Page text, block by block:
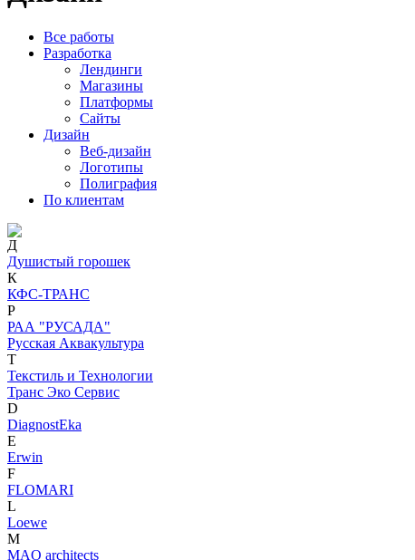
Все работы
Разработка
Лендинги
Магазины
Платформы
Сайты
Дизайн
Веб-дизайн
Логотипы
Полиграфия
По клиентам
Д
Душистый горошек
К
КФС-ТРАНС
Р
РАА "РУСАДА"
Русская Аквакультура
Т
Текстиль и Технологии
Транс Эко Сервис
D
DiagnostEka
E
Erwin
F
FLOMARI
L
Loewe
M
MAO architects